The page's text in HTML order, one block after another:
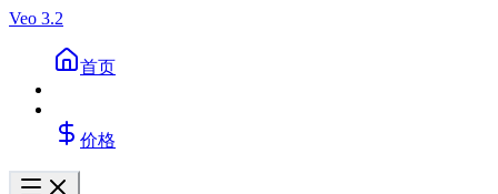
Veo 3.2
首页
价格